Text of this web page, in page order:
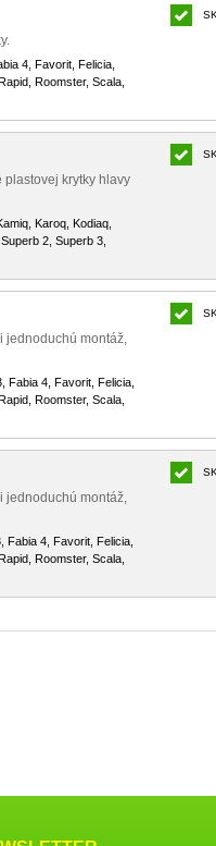
4, Favorit, Felicia,
Roomster, Scala,
plastovej krytky hlavy
Karoq, Kodiaq,
2, Superb 3,
jednoduchú montáž,
Fabia 4, Favorit, Felicia,
Roomster, Scala,
jednoduchú montáž,
Fabia 4, Favorit, Felicia,
Roomster, Scala,